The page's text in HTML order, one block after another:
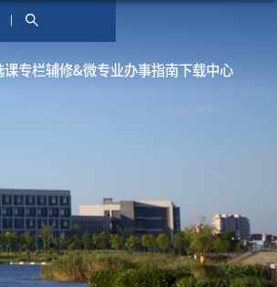
课专栏辅修&微专业办事指南下载中心